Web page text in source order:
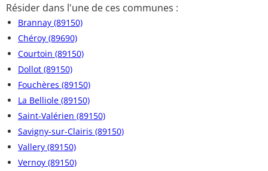
Résider dans l'une de ces communes :
Brannay (89150)
Chéroy (89690)
Courtoin (89150)
Dollot (89150)
Fouchères (89150)
La Belliole (89150)
Saint-Valérien (89150)
Savigny-sur-Clairis (89150)
Vallery (89150)
Vernoy (89150)